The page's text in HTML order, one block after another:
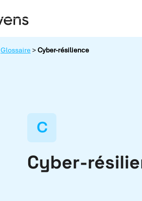
Glossaire >Cyber-résilience
C
Cyber-